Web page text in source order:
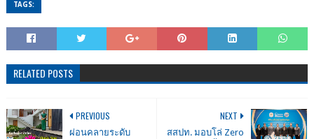
TAGS:
RELATED POSTS
NEXT
สสปท. มอบโล่ Zero
PREVIOUS
ผ่อนคลายระดับ